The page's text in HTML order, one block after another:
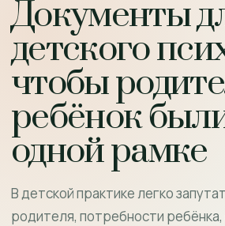
Документы
детского
чтобы
ребёнок
одной рамке
В детской практике легко
родителя, потребности ребёнка,